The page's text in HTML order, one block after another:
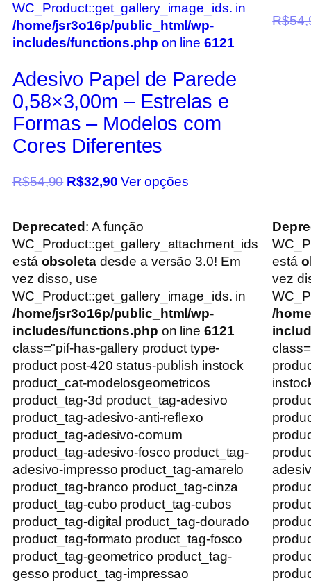
WC_Product::get_gallery_image_ids. in
/home/jsr3o16p/public_html/wp-
includes/functions.php on line 6121
Adesivo Papel de Parede
0,58×3,00m – Estrelas e
Formas – Modelos com
Cores Diferentes
R$54,90 R$32,90 Ver opções
R$
Deprecated : A função
WC_Product::get_gallery_attachment_ids
está obsoletadesde a versão 3.0! Em
vez disso, use
WC_Product::get_gallery_image_ids. in
/home/jsr3o16p/public_html/wp-
includes/functions.php on line 6121
class="pif-has-gallery product type-
product post-420 status-publish instock
product_cat-modelosgeometricos
product_tag-3d product_tag-adesivo
product_tag-adesivo-anti-reflexo
product_tag-adesivo-comum
product_tag-adesivo-fosco product_tag-
adesivo-impresso product_tag-amarelo
product_tag-branco product_tag-cinza
product_tag-cubo product_tag-cubos
product_tag-digital product_tag-dourado
product_tag-formato product_tag-fosco
product_tag-geometrico product_tag-
gesso product_tag-impressao
está
vez
/